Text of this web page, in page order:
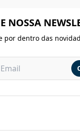
NOSSA
por dentro das